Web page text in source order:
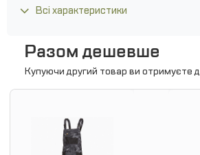
Всі характеристики
Разом дешевше
Купуючи другий товар ви отримуєте